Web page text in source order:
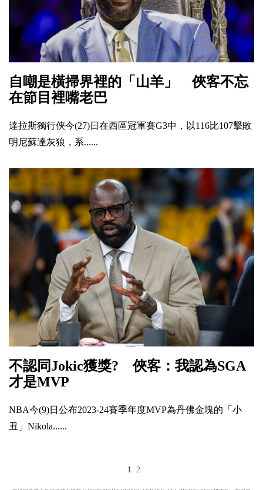
自嘲是橫掃界裡的「山羊」 俠客不忘
在節目裡嘴老巴
達拉斯獨行俠今(27)日在西區冠軍賽G3中，以116比107擊敗
明尼蘇達灰狼，系......
不認同Jokic獲獎? 俠客：我認為SGA
才是MVP
NBA今(9)日公布2023-24賽季年度MVP為丹佛金塊的「小
丑」Nikola......
1 2